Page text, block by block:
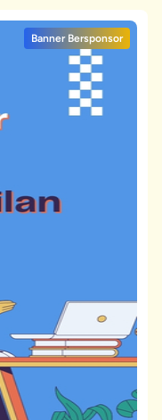
Banner Bersponsor